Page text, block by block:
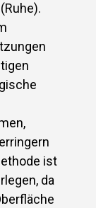
ist
da